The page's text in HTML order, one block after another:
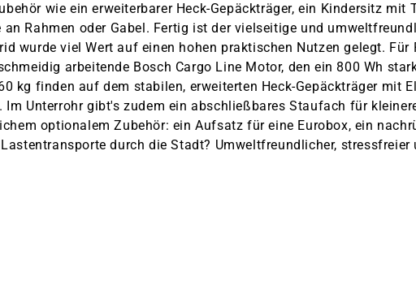
wie ein erweiterbarer Heck-Gepäckträger, ein Kindersitz
Rahmen oder Gabel. Fertig ist der vielseitige und
wurde viel Wert auf einen hohen praktischen Nutzen gelegt.
arbeitende Bosch Cargo Line Motor, den ein 800 Wh
kg finden auf dem stabilen, erweiterten Heck-Gepäckträger mit
Im Unterrohr gibt's zudem ein abschließbares Staufach für
optionalem Zubehör: ein Aufsatz für eine Eurobox, ein
durch die Stadt? Umweltfreundlicher,